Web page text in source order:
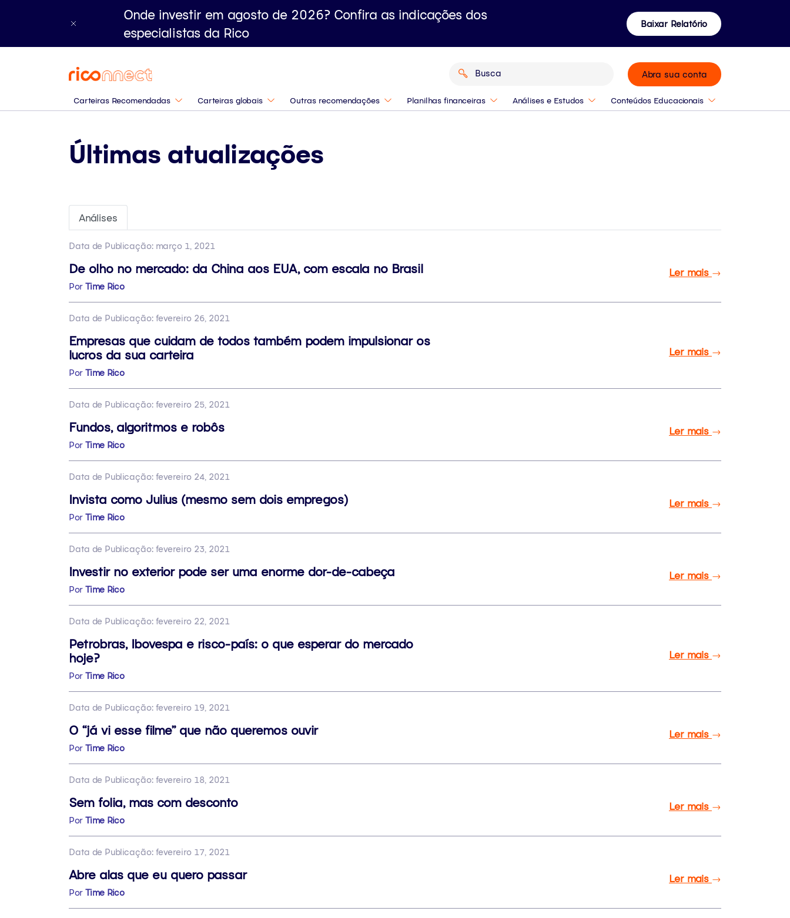
Onde investir em agosto de 2026? Confira as indicações dos
especialistas da Rico
Baixar Relatório
Abra sua conta
Carteiras Recomendadas Carteiras globais Outras recomendações Planilhas financeiras Análises e Estudos Conteúdos Educacionais
Últimas atualizações
Análises
Data de Publicação: março 1, 2021
De olho no mercado: da China aos EUA, com escala no Brasil
Por Time Rico
Ler mais
Data de Publicação: fevereiro 26, 2021
Empresas que cuidam de todos também podem impulsionar os
lucros da sua carteira
Por Time Rico
Ler mais
Data de Publicação: fevereiro 25, 2021
Fundos, algoritmos e robôs
Por Time Rico
Ler mais
Data de Publicação: fevereiro 24, 2021
Invista como Julius (mesmo sem dois empregos)
Por Time Rico
Ler mais
Data de Publicação: fevereiro 23, 2021
Investir no exterior pode ser uma enorme dor-de-cabeça
Por Time Rico
Ler mais
Data de Publicação: fevereiro 22, 2021
Petrobras, Ibovespa e risco-país: o que esperar do mercado
hoje?
Por Time Rico
Ler mais
Data de Publicação: fevereiro 19, 2021
O “já vi esse filme” que não queremos ouvir
Por Time Rico
Ler mais
Data de Publicação: fevereiro 18, 2021
Sem folia, mas com desconto
Por Time Rico
Ler mais
Data de Publicação: fevereiro 17, 2021
Abre alas que eu quero passar
Por Time Rico
Ler mais